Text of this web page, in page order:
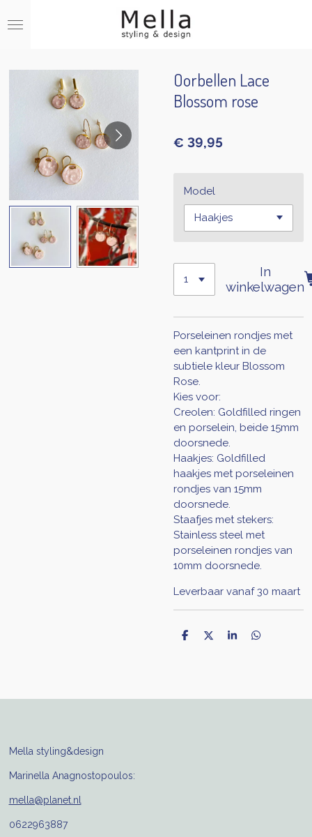
direct
hoofdinhoud
Oorbellen Lace
Blossom rose
€ 39,95
Model
In
winkelwagen
Porseleinen rondjes met
een kantprint in de
subtiele kleur Blossom
Rose.
Kies voor:
Creolen: Goldfilled ringen
en porselein, beide 15mm
doorsnede.
Haakjes: Goldfilled
haakjes met porseleinen
rondjes van 15mm
doorsnede.
Staafjes met stekers:
Stainless steel met
porseleinen rondjes van
10mm doorsnede.
Leverbaar vanaf 30 maart
D
D
S
D
Mella styling&design
Marinella Anagnostopoulos:
mella@planet.nl
0622963887